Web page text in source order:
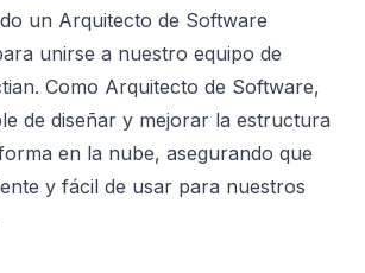
un Arquitecto de Software
unirse a nuestro equipo de
Como Arquitecto de Software,
de diseñar y mejorar la estructura
en la nube, asegurando que
y fácil de usar para nuestros